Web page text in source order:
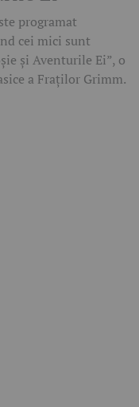
programat
cei mici sunt
și Aventurile Ei”, o
a Fraților Grimm.